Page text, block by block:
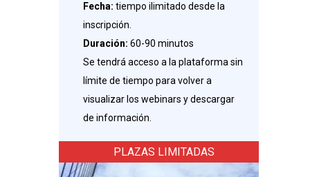
Fecha: tiempo ilimitado desde la
inscripción.
Duración: 60-90 minutos
Se tendrá acceso a la plataforma sin
límite de tiempo para volver a
visualizar los webinars y descargar
de información.
PLAZAS LIMITADAS